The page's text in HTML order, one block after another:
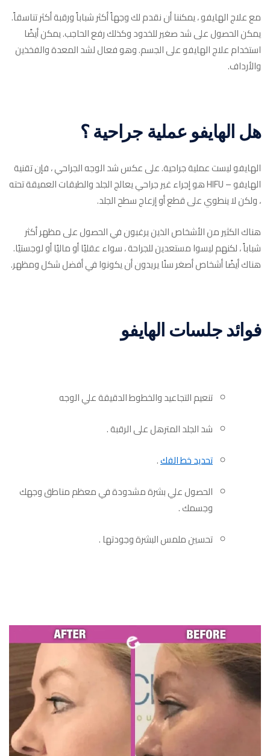
مع علاج الهايفو ، يمكننا أن نقدم لك وجهاً أكثر شباباً ورقبة أكثر تناسقاً.
يمكن الحصول على شد صغير للخدود وكذلك رفع الحاجب. يمكن أيضًا
استخدام علاج الهايفو على الجسم. وهو فعال لشد المعدة والفخذين
والأرداف.
هل الهايفو عملية جراحية ؟
الهايفو ليست عملية جراحية. على عكس شد الوجه الجراحي ، فإن تقنية
الهايفو – HIFU هو إجراء غير جراحي يعالج الجلد والطبقات العميقة تحته
، ولكن لا ينطوي على قطع أو إزعاج سطح الجلد.
هناك الكثير من الأشخاص الذين يرغبون في الحصول على مظهر أكثر
شباباً ، لكنهم ليسوا مستعدين للجراحة ، سواء عقليًا أو ماليًا أو لوجستيًا.
هناك أيضًا أشخاص أصغر سنًا يريدون أن يكونوا في أفضل شكل ومظهر.
فوائد جلسات الهايفو
تنعيم التجاعيد والخطوط الدقيقة علي الوجه
شد الجلد المترهل على الرقبة .
تحديد خط الفك.
الحصول علي بشرة مشدودة في معظم مناطق وجهك
وجسمك .
تحسين ملمس البشرة وجودتها .